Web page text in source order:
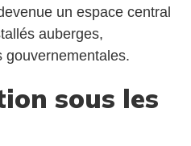
un espace central
auberges,
gouvernementales.
sous les